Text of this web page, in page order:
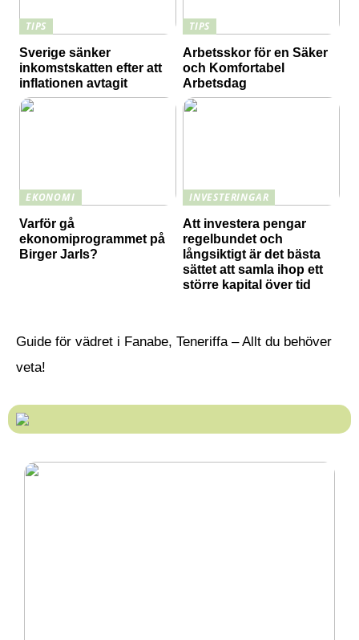
TIPS
Sverige sänker
inkomstskatten efter att
inflationen avtagit
TIPS
Arbetsskor för en Säker
och Komfortabel
Arbetsdag
EKONOMI
Varför gå
ekonomiprogrammet på
Birger Jarls?
INVESTERINGAR
Att investera pengar
regelbundet och
långsiktigt är det bästa
sättet att samla ihop ett
större kapital över tid
Guide för vädret i Fanabe, Teneriffa – Allt du behöver
veta!